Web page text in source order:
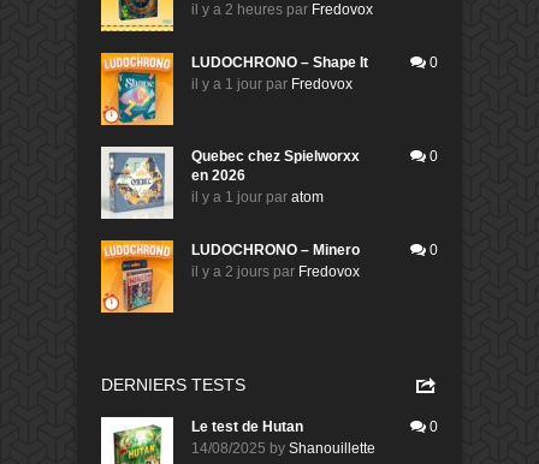
il y a 2 heures par Fredovox
LUDOCHRONO – Shape It
il y a 1 jour par Fredovox
0
Quebec chez Spielworxx
en 2026
il y a 1 jour par atom
0
LUDOCHRONO – Minero
il y a 2 jours par Fredovox
0
DERNIERS TESTS
Le test de Hutan
14/08/2025 by Shanouillette
0